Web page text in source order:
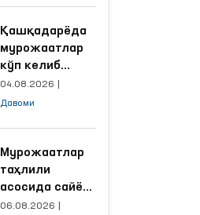
яхшиланди
Қашқадарёда
мурожаатлар
кўп келиб
тушаётган
ҳудудлар
ишлаш йўлга
қўйилди
04.08.2026
Давоми
Мурожаатлар
таҳлили
асосида сайёр
қабул
06.08.2026